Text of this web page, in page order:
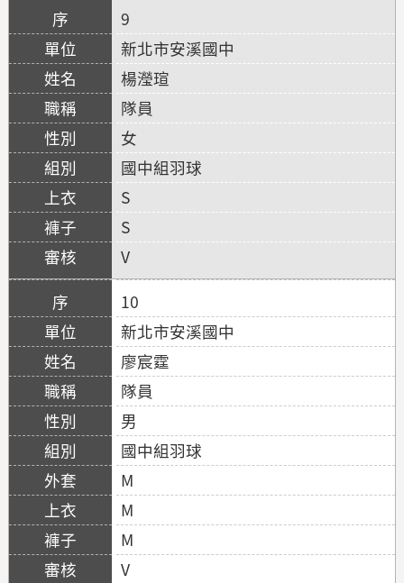
9
新北市安溪國中
楊瀅瑄
隊員
女
國中組羽球
S
S
V
10
新北市安溪國中
廖宸霆
隊員
男
國中組羽球
M
M
M
V